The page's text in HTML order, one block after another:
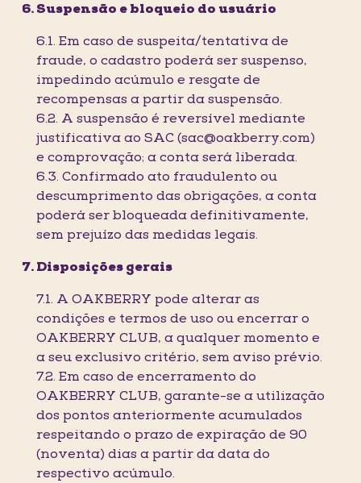
Suspensão e bloqueio do usuário
6.1. Em caso de suspeita/tentativa de
fraude, o cadastro poderá ser suspenso,
impedindo acúmulo e resgate de
recompensas a partir da suspensão.
6.2. A suspensão é reversível mediante
justificativa ao SAC (sac@oakberry.com)
e comprovação; a conta será liberada.
6.3. Confirmado ato fraudulento ou
descumprimento das obrigações, a conta
poderá ser bloqueada definitivamente,
sem prejuízo das medidas legais.
Disposições gerais
7.1. A OAKBERRY pode alterar as
condições e termos de uso ou encerrar o
OAKBERRY CLUB, a qualquer momento e
a seu exclusivo critério, sem aviso prévio.
7.2. Em caso de encerramento do
OAKBERRY CLUB, garante-se a utilização
dos pontos anteriormente acumulados
respeitando o prazo de expiração de 90
(noventa) dias a partir da data do
respectivo acúmulo.